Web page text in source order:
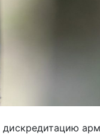
дискредитацию